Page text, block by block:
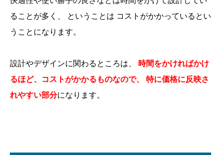
ることが多く、 ということは コストがかかっているとい
うことになります。
設計やデザインに関わるところは、
時間をかければかけ
るほど、コストがかかるものなので、 特に価格に反映さ
れやすい部分になります。